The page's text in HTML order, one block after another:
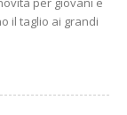
il taglio ai grandi